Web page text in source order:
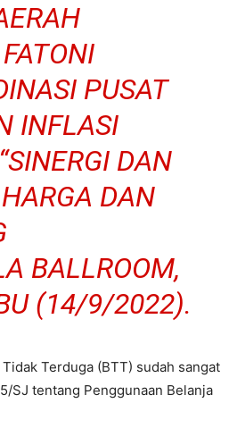
PUSAT
INFLASI
DAN
DAN
BALLROOM,
(14/9/2022).
Terduga (BTT) sudah sangat
SJ tentang Penggunaan Belanja